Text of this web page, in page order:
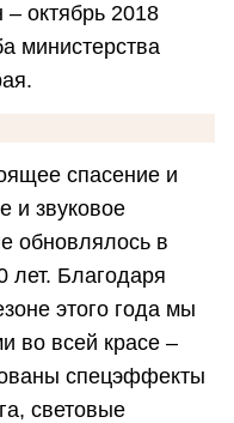
октябрь 2018
министерства
спасение и
и звуковое
обновлялось в
лет. Благодаря
этого года мы
во всей красе –
спецэффекты
световые